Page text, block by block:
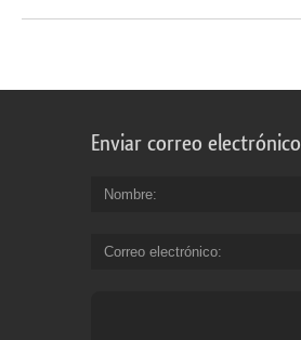
Enviar correo electrónico
Nombre
Correo electrónico